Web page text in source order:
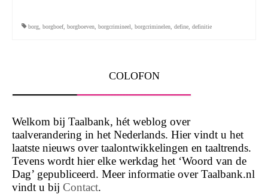
borg borgboef, borgboeven borgcrimineel borgcriminelen define definitie
COLOFON
Welkom bij Taalbank, hét weblog over
taalverandering in het Nederlands. Hier vindt u het
laatste nieuws over taalontwikkelingen en taaltrends.
Tevens wordt hier elke werkdag het ‘Woord van de
Dag’ gepubliceerd. Meer informatie over Taalbank.nl
vindt u bij Contact.